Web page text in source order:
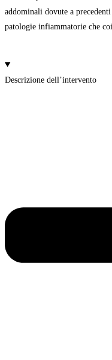
addominali dovute a
patologie infiammatorie che
Descrizione dell’intervento